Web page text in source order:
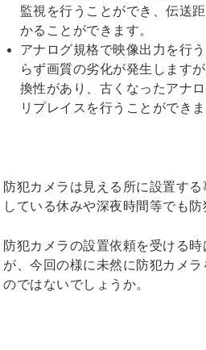
監視を行うことができ、伝送
かることができます。
アナログ規格で映像出力を行
らず画質の劣化が発生します
換性があり、古くなったアナ
リプレイスを行うことができま
防犯カメラは見える所に設置す
している休みや深夜時間等でも防
防犯カメラの設置依頼を受ける
が、今回の様に未然に防犯カメ
のではないでしょうか。